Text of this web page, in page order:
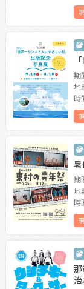
期
地
時
暑
期
地
時